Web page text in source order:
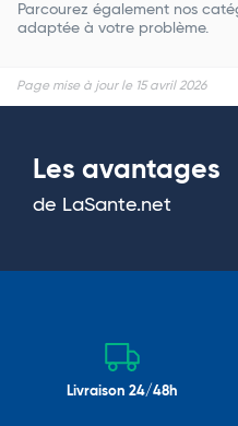
Parcourez également nos
adaptée à votre problème.
Page mise à jour le 15 avril 2026
Les avantages
de LaSante.net
Livraison 24/48h